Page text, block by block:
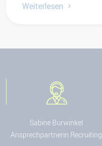
Weiterlesen
Sabine Burwinkel
Ansprechpartnerin Recruiting